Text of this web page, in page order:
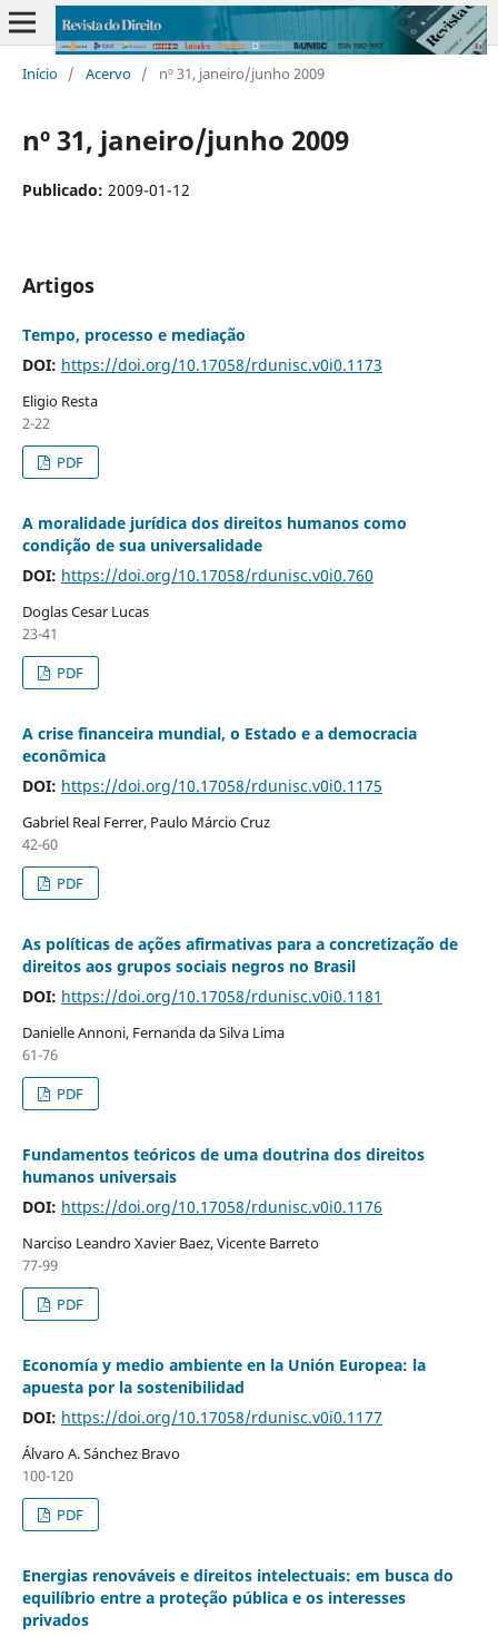
Início / Acervo / nº 31, janeiro/junho 2009
nº 31, janeiro/junho 2009
Publicado: 2009-01-12
Artigos
Tempo, processo e mediação
DOI: https://doi.org/10.17058/rdunisc.v0i0.1173
Eligio Resta
2-22
PDF
A moralidade jurídica dos direitos humanos como
condição de sua universalidade
DOI: https://doi.org/10.17058/rdunisc.v0i0.760
Doglas Cesar Lucas
23-41
PDF
A crise financeira mundial, o Estado e a democracia
econômica
DOI: https://doi.org/10.17058/rdunisc.v0i0.1175
Gabriel Real Ferrer, Paulo Márcio Cruz
42-60
PDF
As políticas de ações afirmativas para a concretização de
direitos aos grupos sociais negros no Brasil
DOI: https://doi.org/10.17058/rdunisc.v0i0.1181
Danielle Annoni, Fernanda da Silva Lima
61-76
PDF
Fundamentos teóricos de uma doutrina dos direitos
humanos universais
DOI: https://doi.org/10.17058/rdunisc.v0i0.1176
Narciso Leandro Xavier Baez, Vicente Barreto
77-99
PDF
Economía y medio ambiente en la Unión Europea: la
apuesta por la sostenibilidad
DOI: https://doi.org/10.17058/rdunisc.v0i0.1177
Álvaro A. Sánchez Bravo
100-120
PDF
Energias renováveis e direitos intelectuais: em busca do
equilíbrio entre a proteção pública e os interesses
privados